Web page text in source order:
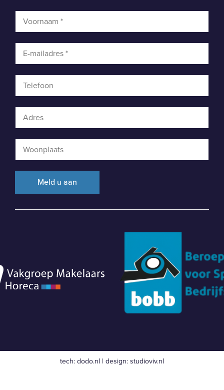
tech:dodo.nl | design:studioviv.nl